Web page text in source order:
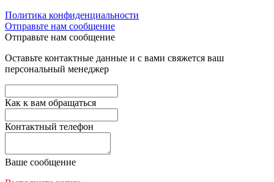
Политика конфиденциальности
Отправьте нам сообщение
Отправьте нам сообщение
Оставьте контактные данные и с вами свяжется ваш
персональный менеджер
Как к вам обращаться
Контактный телефон
Ваше сообщение